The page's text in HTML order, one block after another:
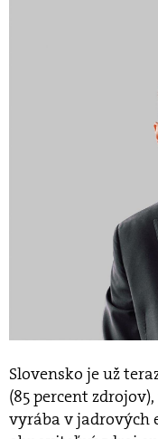
Slovensko je už
(85 percent
vyrába v jadrových